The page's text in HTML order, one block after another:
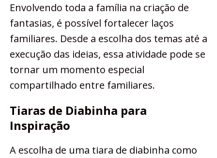
Envolvendo toda a família na criação de
fantasias, é possível fortalecer laços
familiares. Desde a escolha dos temas até a
execução das ideias, essa atividade pode se
tornar um momento especial
compartilhado entre familiares.
Tiaras de Diabinha para
Inspiração
A escolha de uma tiara de diabinha como